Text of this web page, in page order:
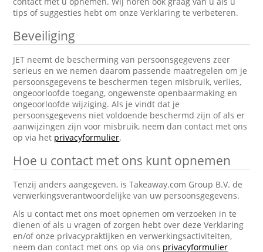
tips of suggesties hebt om onze Verklaring te verbeteren.
Beveiliging
JET neemt de bescherming van persoonsgegevens zeer
serieus en we nemen daarom passende maatregelen om je
persoonsgegevens te beschermen tegen misbruik, verlies,
ongeoorloofde toegang, ongewenste openbaarmaking en
ongeoorloofde wijziging. Als je vindt dat je
persoonsgegevens niet voldoende beschermd zijn of als er
aanwijzingen zijn voor misbruik, neem dan contact met ons
op via het privacyformulier.
Hoe u contact met ons kunt opnemen
Tenzij anders aangegeven, is Takeaway.com Group B.V. de
verwerkingsverantwoordelijke van uw persoonsgegevens.
Als u contact met ons moet opnemen om verzoeken in te
dienen of als u vragen of zorgen hebt over deze Verklaring
en/of onze privacypraktijken en verwerkingsactiviteiten,
neem dan contact met ons op via ons privacyformulier